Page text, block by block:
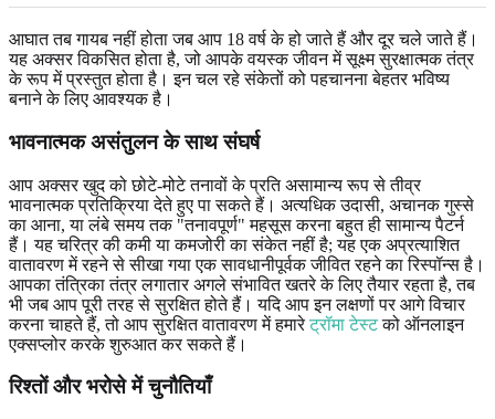
आघात तब गायब नहीं होता जब आप 18 वर्ष के हो जाते हैं और दूर चले जाते हैं।
यह अक्सर विकसित होता है, जो आपके वयस्क जीवन में सूक्ष्म सुरक्षात्मक तंत्र
के रूप में प्रस्तुत होता है। इन चल रहे संकेतों को पहचानना बेहतर भविष्य
बनाने के लिए आवश्यक है।
भावनात्मक असंतुलन के साथ संघर्ष
आप अक्सर खुद को छोटे-मोटे तनावों के प्रति असामान्य रूप से तीव्र
भावनात्मक प्रतिक्रिया देते हुए पा सकते हैं। अत्यधिक उदासी, अचानक गुस्से
का आना, या लंबे समय तक "तनावपूर्ण" महसूस करना बहुत ही सामान्य पैटर्न
हैं। यह चरित्र की कमी या कमजोरी का संकेत नहीं है; यह एक अप्रत्याशित
वातावरण में रहने से सीखा गया एक सावधानीपूर्वक जीवित रहने का रिस्पॉन्स है।
आपका तंत्रिका तंत्र लगातार अगले संभावित खतरे के लिए तैयार रहता है, तब
भी जब आप पूरी तरह से सुरक्षित होते हैं। यदि आप इन लक्षणों पर आगे विचार
करना चाहते हैं, तो आप सुरक्षित वातावरण में हमारेट्रॉमा टेस्टको ऑनलाइन
एक्सप्लोर करके शुरुआत कर सकते हैं।
रिश्तों और भरोसे में चुनौतियाँ